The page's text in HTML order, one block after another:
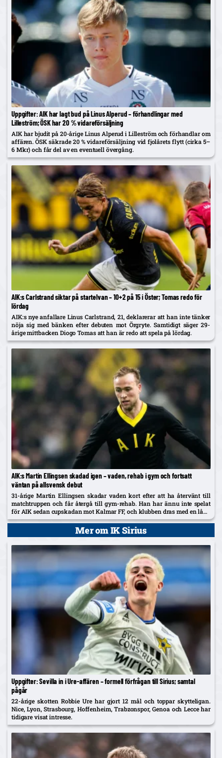
Uppgifter: AIK har lagt bud på Linus Alperud – förhandlingar med
Lilleström; ÖSK har 20 % vidareförsäljning
AIK har bjudit på 20-årige Linus Alperud i Lilleström och förhandlar om
affären. ÖSK säkrade 20 % vidareförsäljning vid fjolårets flytt (cirka 5–
6 Mkr) och får del av en eventuell övergång.
AIK:s Carlstrand siktar på startelvan – 10+2 på 15 i Öster; Tomas redo för
lördag
AIK:s nye anfallare Linus Carlstrand, 21, deklarerar att han inte tänker
nöja sig med bänken efter debuten mot Örgryte. Samtidigt säger 29-
årige mittbacken Diogo Tomas att han är redo att spela på lördag.
AIK:s Martin Ellingsen skadad igen – vaden, rehab i gym och fortsatt
väntan på allsvensk debut
31-årige Martin Ellingsen skadar vaden kort efter att ha återvänt till
matchtruppen och får återgå till gym-rehab. Han har ännu inte spelat
för AIK sedan cupskadan mot Kalmar FF, och klubben dras med en lång
skadelista som nu också utreds...
Mer om IK Sirius
Uppgifter: Sevilla in i Ure-affären – formell förfrågan till Sirius; samtal
pågår
22-årige skotten Robbie Ure har gjort 12 mål och toppar skytteligan.
Nice, Lyon, Strasbourg, Hoffenheim, Trabzonspor, Genoa och Lecce har
tidigare visat intresse.